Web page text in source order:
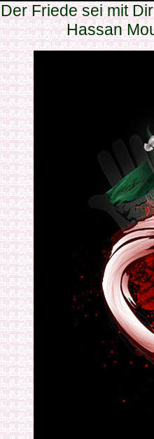
Der Friede sei mit
Hassan